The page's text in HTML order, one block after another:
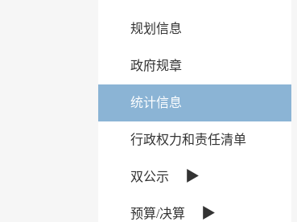
规划信息
政府规章
统计信息
行政权力和责任清单
双公示 ▶
预算/决算 ▶